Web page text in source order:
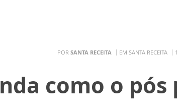
POR SANTA RECEITA EM SANTA RECEITA
como o